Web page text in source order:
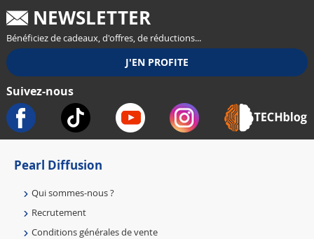
NEWSLETTER
Bénéficiez de cadeaux, d'offres, de réductions...
Suivez-nous
Pearl Diffusion
Qui sommes-nous ?
Recrutement
Conditions générales de vente